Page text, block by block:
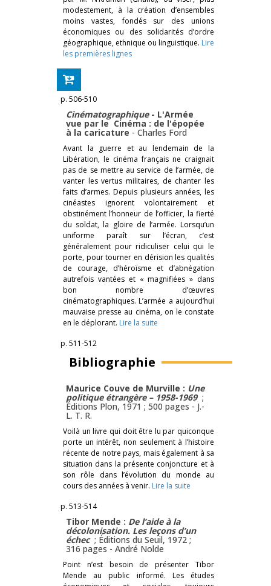
modestement, à la création d’ensembles
moins vastes, fondés sur des unions
économiques ou des solidarités d’ordre
géographique, ethnique ou linguistique. Lire
les premières lignes
p. 506-510
Cinématographique - L'Armée
vue par le Cinéma : de l'épopée
à la caricature - Charles Ford
Avant la guerre et au lendemain de la
Libération, le cinéma français ne craignait
pas de se mettre au service de l’armée, de
vanter les vertus militaires, de chanter les
faits d’armes. Depuis plusieurs années, les
cinéastes ignorent volontairement et
obstinément l’honneur de l’officier, la fierté
du soldat, la gloire de l’armée. Lorsqu’un
uniforme paraît sur l’écran, c’est
généralement pour ridiculiser celui qui le
porte, pour tourner en dérision les qualités
de courage, d’héroïsme et d’abnégation
autrefois vantées et « magnifiées » dans
bon nombre d’œuvres
cinématographiques. L’armée a aujourd’hui
mauvaise presse au cinéma, on le constate
en le déplorant. Lire la suite
p. 511-512
Bibliographie
Maurice Couve de Murville : Une
politique étrangère – 1958-1969 ;
Éditions Plon, 1971 ; 500 pages - J.-
L. T. R.
Voilà un livre qui doit être lu par quiconque
porte un intérêt, non seulement à l’histoire
récente de notre pays, mais également à sa
situation dans la présente conjoncture et à
son rôle dans l’évolution du monde au
cours des années à venir. Lire la suite
p. 513-514
Tibor Mende : De l’aide à la
décolonisation. Les leçons d’un
échec ; Éditions du Seuil, 1972 ;
316 pages - André Nolde
Point n’est besoin de présenter Tibor
Mende au public informé. Les études